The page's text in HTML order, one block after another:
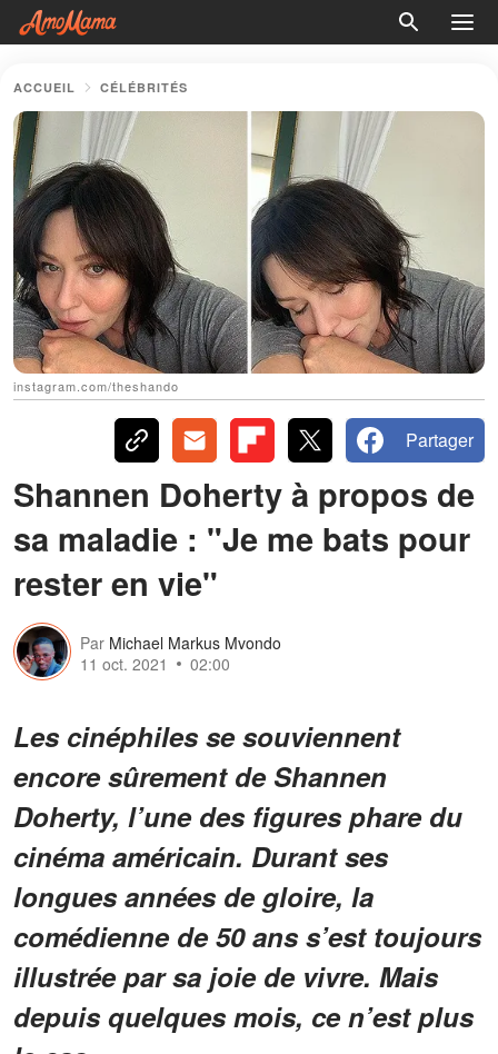
ACCUEIL CÉLÉBRITÉS
instagram.com/theshando
Partager
Shannen Doherty à propos de
sa maladie : "Je me bats pour
rester en vie"
Par Michael Markus Mvondo
11 oct. 2021
02:00
Les cinéphiles se souviennent
encore sûrement de Shannen
Doherty, l’une des figures phare du
cinéma américain. Durant ses
longues années de gloire, la
comédienne de 50 ans s’est toujours
illustrée par sa joie de vivre. Mais
depuis quelques mois, ce n’est plus